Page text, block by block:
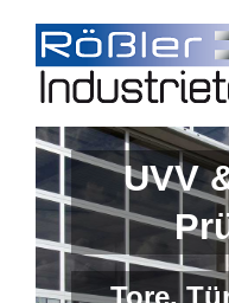
content
UVV
Tore,